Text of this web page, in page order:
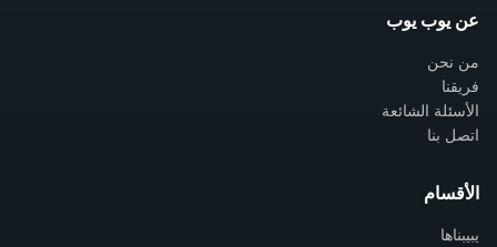
عن يوب يوب
من نحن
فريقنا
الأسئلة الشائعة
اتصل بنا
الأقسام
يبيبناها